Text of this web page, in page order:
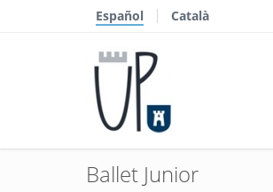
Español Català
Ballet Junior